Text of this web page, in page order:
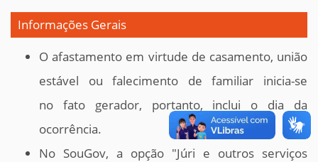
Informações Gerais
O afastamento em virtude de casamento, união
estável ou falecimento de familiar inicia-se
no fato gerador, portanto, inclui o dia da
ocorrência.
No SouGov, a opção "Júri e outros serviços